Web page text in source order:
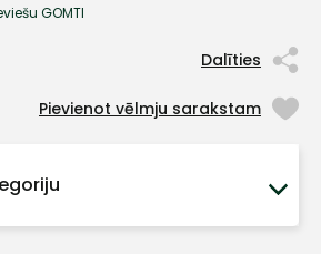
GOMTI
Dalīties
Pievienot vēlmju sarakstam